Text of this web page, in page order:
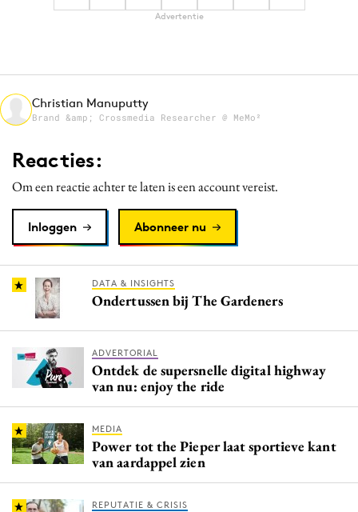
Effectiviteit
Martech
Media
Merkstrategie
Purpose Marketing
Reputatie & crisis
Advertentie
Christian Manuputty
Brand &amp; Crossmedia Researcher @ MeMo²
Reacties:
Om een reactie achter te laten is een account vereist.
Inloggen Abonneer nu
DATA & INSIGHTS
Ondertussen bij The Gardeners
ADVERTORIAL
Ontdek de supersnelle digital highway
van nu: enjoy the ride
MEDIA
Power tot the Pieper laat sportieve kant
van aardappel zien
REPUTATIE & CRISIS